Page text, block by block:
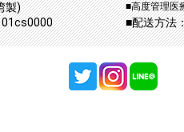
製)
■高度管理医
■配送方法